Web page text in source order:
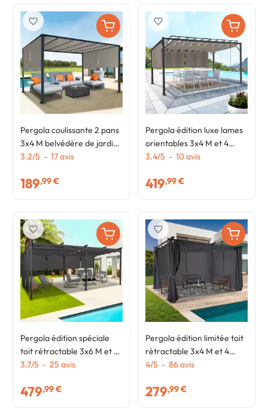
Pergola coulissante 2 pans
3x4 M belvédère de jardin
toile taupe
3.2/5 - 17avis
189,99 €
favorite_border
Pergola édition luxe lames
orientables 3x4 M et 4
stores taupe
3.4/5 - 10avis
419,99 €
favorite_border
Pergola édition spéciale
toit rétractable 3x6 M et 6
stores gris anthracite
3.7/5 - 25 avis
479,99 €
favorite_border
Pergola édition limitée toit
rétractable 3x4 M et 4
rideaux gris anthracite
4/5 - 86avis
279,99 €
favorite_border